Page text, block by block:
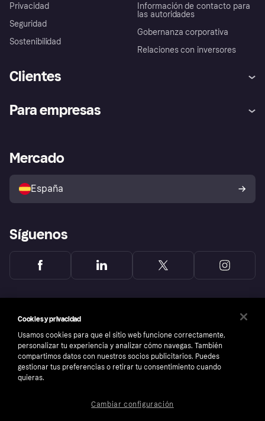
Privacidad
Seguridad
Sostenibilidad
Información de contacto para
las autoridades
Gobernanza corporativa
Relaciones con inversores
Clientes
Inicio de sesión
Directorio de tiendas
Política de protección al
comprador de Klarna
Reclamaciones
Para empresas
Acceso empresas
Mercado
España
Síguenos
Cookies y privacidad
Usamos cookies para que el sitio web funcione correctamente,
personalizar tu experiencia y analizar cómo navegas. También
compartimos datos con nuestros socios publicitarios. Puedes
gestionar tus preferencias o retirar tu consentimiento cuando
quieras.
Cambiar configuración